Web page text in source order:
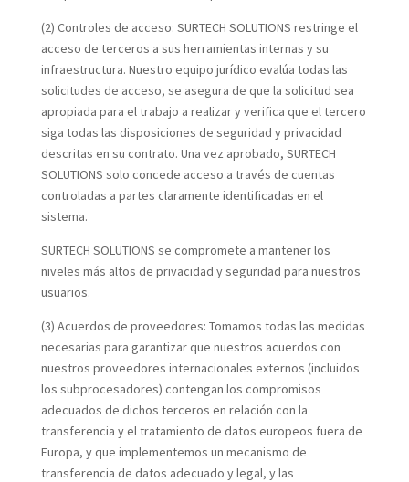
(2) Controles de acceso: SURTECH SOLUTIONS restringe el
acceso de terceros a sus herramientas internas y su
infraestructura. Nuestro equipo jurídico evalúa todas las
solicitudes de acceso, se asegura de que la solicitud sea
apropiada para el trabajo a realizar y verifica que el tercero
siga todas las disposiciones de seguridad y privacidad
descritas en su contrato. Una vez aprobado, SURTECH
SOLUTIONS solo concede acceso a través de cuentas
controladas a partes claramente identificadas en el
sistema.
SURTECH SOLUTIONS se compromete a mantener los
niveles más altos de privacidad y seguridad para nuestros
usuarios.
(3) Acuerdos de proveedores: Tomamos todas las medidas
necesarias para garantizar que nuestros acuerdos con
nuestros proveedores internacionales externos (incluidos
los subprocesadores) contengan los compromisos
adecuados de dichos terceros en relación con la
transferencia y el tratamiento de datos europeos fuera de
Europa, y que implementemos un mecanismo de
transferencia de datos adecuado y legal, y las